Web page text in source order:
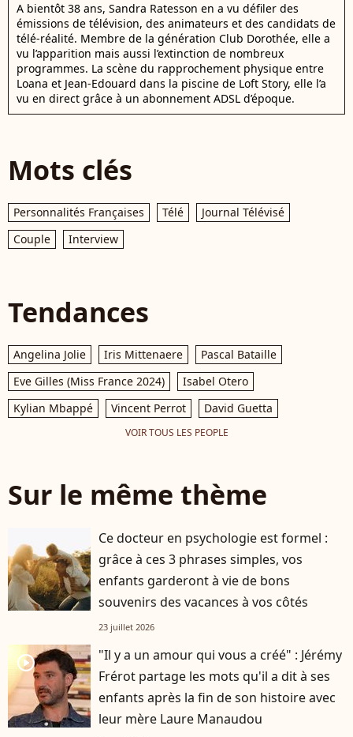
A bientôt 38 ans, Sandra Ratesson en a vu défiler des
émissions de télévision, des animateurs et des candidats de
télé-réalité. Membre de la génération Club Dorothée, elle a
vu l’apparition mais aussi l’extinction de nombreux
programmes. La scène du rapprochement physique entre
Loana et Jean-Edouard dans la piscine de Loft Story, elle l’a
vu en direct grâce à un abonnement ADSL d’époque.
Mots clés
Personnalités Françaises Télé
Journal Télévisé
Couple
Interview
Tendances
Angelina Jolie Iris Mittenaere
Pascal Bataille
Eve Gilles (Miss France 2024)
Isabel Otero
Kylian Mbappé
Vincent Perrot David Guetta
VOIR TOUS LES PEOPLE
Sur le même thème
Ce docteur en psychologie est formel :
grâce à ces 3 phrases simples, vos
enfants garderont à vie de bons
souvenirs des vacances à vos côtés
23 juillet 2026
player2
"Il y a un amour qui vous a créé" : Jérémy
Frérot partage les mots qu'il a dit à ses
enfants après la fin de son histoire avec
leur mère Laure Manaudou